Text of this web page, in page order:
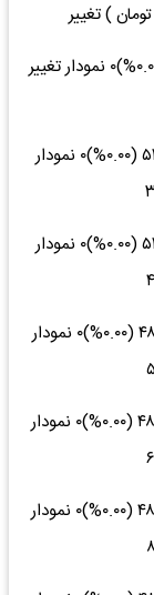
) تغییر
هر کیلو ورق سیاه ۲ فولاد مبارکه رول ۱۲ ۵۳,۰۰۰ (۰.۰۰%)۰ نمودار تغییر
هر کیلو ورق سیاه ۳ فولاد مبارکه ۱/۵*۶ ۲۲۰ ۵۲,۲۰۰ (۰.۰۰%)۰ نمودار
هر کیلو ورق سیاه ۴ فولاد مبارکه ۱/۵*۶ ۲۹۰ ۵۲,۲۰۰ (۰.۰۰%)۰ نمودار
هر کیلو ورق سیاه ۵ فولاد مبارکه ۱/۵*۶ ۳۶۰ ۴۸,۵۰۰ (۰.۰۰%)۰ نمودار
هر کیلو ورق سیاه ۶ فولاد مبارکه ۱/۵*۶ ۴۳۵ ۴۸,۵۰۰ (۰.۰۰%)۰ نمودار
هر کیلو ورق سیاه ۸ فولاد مبارکه ۱/۵*۶ ۵۸۰ ۴۸,۵۰۰ (۰.۰۰%)۰ نمودار